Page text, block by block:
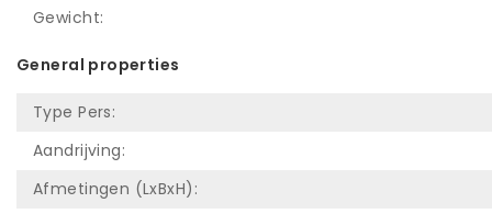
Gewicht:
General properties
Type Pers:
Aandrijving:
Afmetingen (LxBxH):